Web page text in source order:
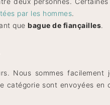
par les hommes.
que bague de fiançailles.
Nous sommes facilement
catégorie sont envoyées en